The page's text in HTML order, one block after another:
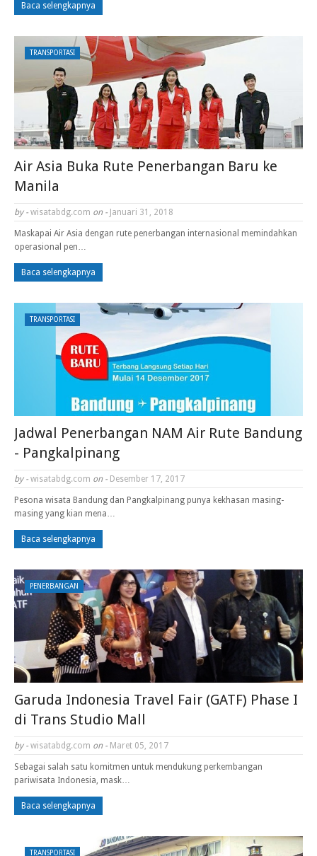
Baca selengkapnya
TRANSPORTASI
Air Asia Buka Rute Penerbangan Baru ke
Manila
by - wisatabdg.com on - Januari 31, 2018
Maskapai Air Asia dengan rute penerbangan internasional memindahkan
operasional pen…
Baca selengkapnya
TRANSPORTASI
Jadwal Penerbangan NAM Air Rute Bandung
- Pangkalpinang
by - wisatabdg.com on - Desember 17, 2017
Pesona wisata Bandung dan Pangkalpinang punya kekhasan masing-
masing yang kian mena…
Baca selengkapnya
PENERBANGAN
Garuda Indonesia Travel Fair (GATF) Phase I
di Trans Studio Mall
by - wisatabdg.com on - Maret 05, 2017
Sebagai salah satu komitmen untuk mendukung perkembangan
pariwisata Indonesia, mask…
Baca selengkapnya
TRANSPORTASI